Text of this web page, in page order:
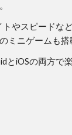
やスピードな
ミニゲームも搭
とiOSの両方で